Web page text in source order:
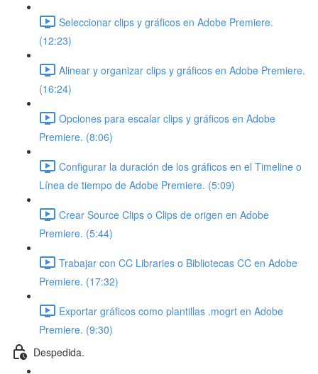
Seleccionar clips y gráficos en Adobe Premiere.
(12:23)
Alinear y organizar clips y gráficos en Adobe Premiere.
(16:24)
Opciones para escalar clips y gráficos en Adobe
Premiere. (8:06)
Configurar la duración de los gráficos en el Timeline o
Línea de tiempo de Adobe Premiere. (5:09)
Crear Source Clips o Clips de origen en Adobe
Premiere. (5:44)
Trabajar con CC Libraries o Bibliotecas CC en Adobe
Premiere. (17:32)
Exportar gráficos como plantillas .mogrt en Adobe
Premiere. (9:30)
Despedida.